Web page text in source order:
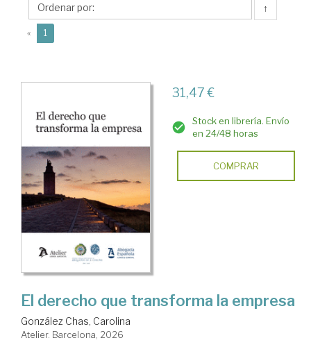
Carolina
↑
« 1
31,47 €
Stock en librería. Envío
en 24/48 horas
COMPRAR
El derecho que transforma la empresa
González Chas, Carolina
Atelier. Barcelona, 2026